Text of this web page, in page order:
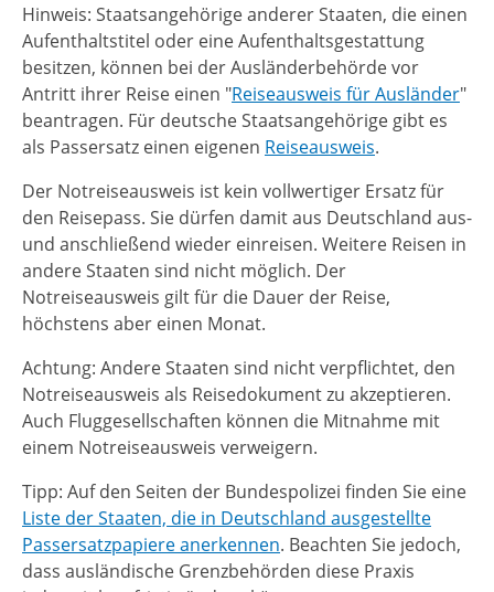
Hinweis: Staatsangehörige anderer Staaten, die einen
Aufenthaltstitel oder eine Aufenthaltsgestattung
besitzen, können bei der Ausländerbehörde vor
Antritt ihrer Reise einen "Reiseausweis für Ausländer"
beantragen. Für deutsche Staatsangehörige gibt es
als Passersatz einen eigenen Reiseausweis.
Der Notreiseausweis ist kein vollwertiger Ersatz für
den Reisepass. Sie dürfen damit aus Deutschland aus-
und anschließend wieder einreisen. Weitere Reisen in
andere Staaten sind nicht möglich. Der
Notreiseausweis gilt für die Dauer der Reise,
höchstens aber einen Monat.
Achtung: Andere Staaten sind nicht verpflichtet, den
Notreiseausweis als Reisedokument zu akzeptieren.
Auch Fluggesellschaften können die Mitnahme mit
einem Notreiseausweis verweigern.
Tipp: Auf den Seiten der Bundespolizei finden Sie eine
Liste der Staaten, die in Deutschland ausgestellte
Passersatzpapiere anerkennen. Beachten Sie jedoch,
dass ausländische Grenzbehörden diese Praxis